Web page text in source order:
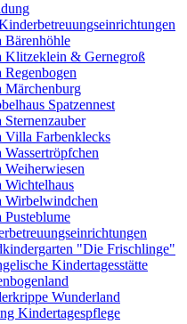
Bärenhöhle
Klitzeklein & Gernegroß
Regenbogen
Märchenburg
Spatzennest
Villa Farbenklecks
Weiherwiesen
Wichtelhaus
Wirbelwindchen
Pusteblume
"Die Frischlinge"
Kindertagesstätte
Wunderland
Kindertagespflege